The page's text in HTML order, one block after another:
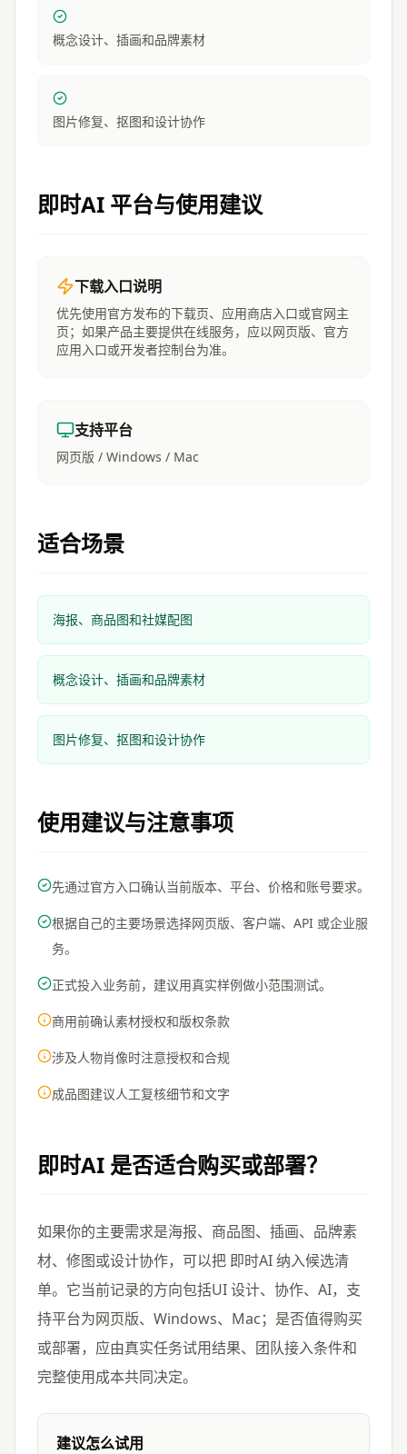
概念设计、插画和品牌素材
图片修复、抠图和设计协作
即时AI 平台与使用建议
下载入口说明
优先使用官方发布的下载页、应用商店入口或官网主
页；如果产品主要提供在线服务，应以网页版、官方
应用入口或开发者控制台为准。
支持平台
网页版 / Windows / Mac
适合场景
海报、商品图和社媒配图
概念设计、插画和品牌素材
图片修复、抠图和设计协作
使用建议与注意事项
先通过官方入口确认当前版本、平台、价格和账号要求。
根据自己的主要场景选择网页版、客户端、API 或企业服
务。
正式投入业务前，建议用真实样例做小范围测试。
商用前确认素材授权和版权条款
涉及人物肖像时注意授权和合规
成品图建议人工复核细节和文字
即时AI 是否适合购买或部署？
如果你的主要需求是海报、商品图、插画、品牌素
材、修图或设计协作，可以把 即时AI 纳入候选清
单。它当前记录的方向包括UI 设计、协作、AI，支
持平台为网页版、Windows、Mac；是否值得购买
或部署，应由真实任务试用结果、团队接入条件和
完整使用成本共同决定。
建议怎么试用